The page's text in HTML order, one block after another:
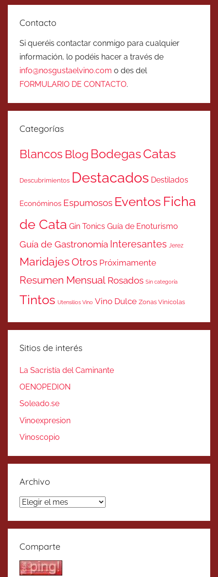
Contacto
Si queréis contactar conmigo para cualquier
información, lo podéis hacer a través de
info@nosgustaelvino.com o des del
FORMULARIO DE CONTACTO.
Categorías
Blancos Blog BodegasCatas
Descubrimientos Destacados Destilados
Económinos Espumosos Eventos Ficha
de Cata Gin Tonics Guía de Enoturismo
Guía de Gastronomía Interesantes Jerez
MaridajesOtros Próximamente
Resumen Mensual Rosados Sin categoría
Tintos Utensilios Vino Vino Dulce Zonas Vinicolas
Sitios de interés
La Sacristía del Caminante
OENOPEDION
Soleado.se
Vinoexpresion
Vinoscopio
Archivo
Archivo
Comparte